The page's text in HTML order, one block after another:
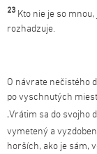
23 Kto nie je so
rozhadzuje.
O návrate nečistého
po vyschnutých
,Vrátim sa do svojho
vymetený a
horších, ako je sám,